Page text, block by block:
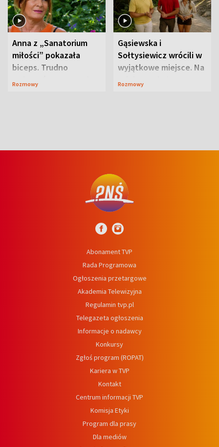
Anna z „Sanatorium
miłości” pokazała
biceps. Trudno
uwierzyć, co przeszła
Rozmowy
Gąsiewska i
Sołtysiewicz wrócili w
wyjątkowe miejsce. Na
szlaku czekał
Rozmowy
Abonament TVP
Rada Programowa
Ogłoszenia przetargowe
Akademia Telewizyjna
Regulamin tvp.pl
Telegazeta ogłoszenia
Informacje o nadawcy
Konkursy
Zgłoś program (ROPAT)
Kariera w TVP
Kontakt
Centrum informacji TVP
Komisja Etyki
Program dla prasy
Dla mediów